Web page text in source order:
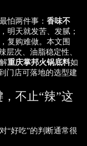
怕两件事： 香味不
天就发苦、发腻；
复购难做。本文围
层次、油脂稳定性、
重庆掌邦火锅底料如
门店可落地的选型建
不止“辣”这
“好吃”的判断通常很